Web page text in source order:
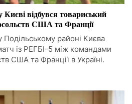
Києві відбувся товариський
США та Франції
Подільському районі Києва
із РЕГБІ-5 між командами
США та Франції в Україні.